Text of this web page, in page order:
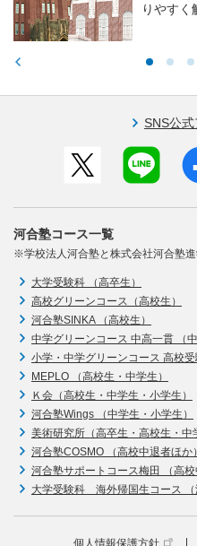
りやすく
SNS公
河合塾コース一覧
※学校法人河合塾と株式会社河合塾
大学受験科 （高卒生）
高校グリーンコース（高校生）
河合塾SINKA （高校生）
中学グリーンコース 中高一貫 （中
小学・中学グリーンコース 高校受
MEPLO （高校生・中学生）
Ｋ会（高校生・中学生・小学生）
河合塾Wings （中学生・小学生）
美術研究所（高卒生・高校生・中
河合塾COSMO （高校中退者ほか）
河合塾サポートコース梅田 （高校
大学受験科 海外帰国生コース （
個人情報保護方針